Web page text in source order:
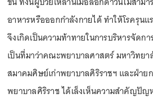
อาหารหรือออกกำลังกายได้ ทำให้โรครุนแ
จึงเกิดเป็นความท้าทายในการบริหารจัดก
เป็นที่มาว่าคณะพยาบาลศาสตร์ มหาวิทย
สมาคมศิษย์เก่าพยาบาลศิริราชฯ และฝ่าย
พยาบาลศิริราช ได้เล็งเห็นความสำคัญปัญ